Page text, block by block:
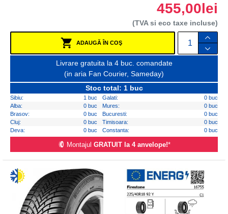
455,00lei
(TVA si eco taxe incluse)
ADAUGĂ ÎN COŞ
Livrare gratuita la 4 buc. comandate
(in aria Fan Courier, Sameday)
Stoc total: 1 buc
Sibiu: 1 buc Galati:
0 buc
Alba:
0 buc Mures:
0 buc
Brasov:
0 buc Bucuresti:
0 buc
Cluj:
0 buc Timisoara:
0 buc
Deva:
0 buc Constanta: 0 buc
Montajul GRATUIT la 4 anvelope!*